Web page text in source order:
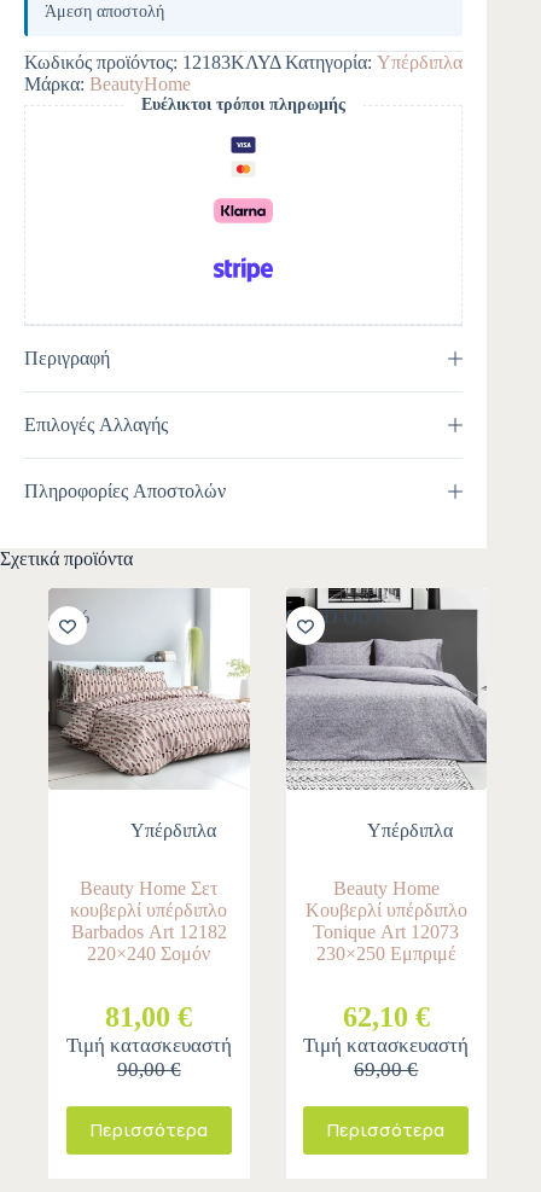
Άμεση αποστολή
Κωδικός προϊόντος: 12183ΚΛΥΔ Κατηγορία: Yπέρδιπλα
Μάρκα: BeautyHome
Ευέλικτοι τρόποι πληρωμής
Περιγραφή
Επιλογές Αλλαγής
Πληροφορίες Αποστολών
Σχετικά προϊόντα
-10%
Yπέρδιπλα
Beauty Home Σετ
κουβερλί υπέρδιπλο
Barbados Αrt 12182
220×240 Σομόν
81,00 €
Τιμή κατασκευαστή
90,00 €
Περισσότερα
SOLD OUT
Yπέρδιπλα
Beauty Home
Κουβερλί υπέρδιπλο
Tonique Αrt 12073
230×250 Εμπριμέ
62,10 €
Τιμή κατασκευαστή
69,00 €
Περισσότερα